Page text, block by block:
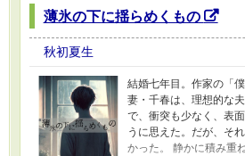
薄氷の下に揺らめくもの
秋初夏生
結婚七年目。作家の「
妻・千春は、理想的な
で、衝突も少なく、表
うに思えた。だが、そ
かった。 静かに積み重